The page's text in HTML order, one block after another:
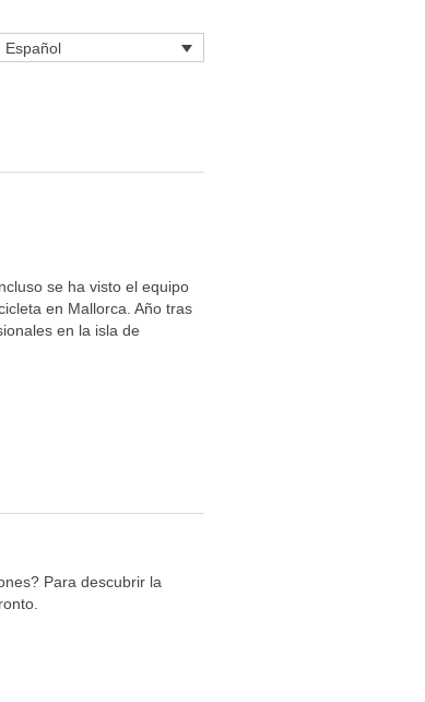
Español
se ha visto el equipo
en Mallorca. Año tras
en la isla de
Para descubrir la